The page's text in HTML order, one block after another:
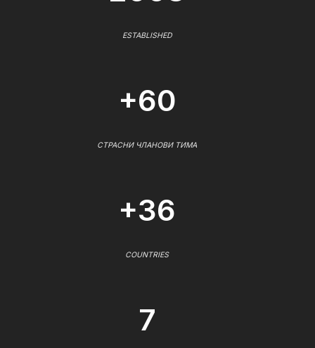
ESTABLISHED
+60
СТРАСНИ ЧЛАНОВИ ТИМА
+36
COUNTRIES
7